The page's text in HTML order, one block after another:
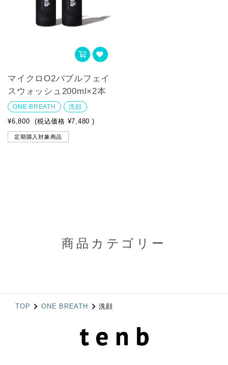
マイクロO2バブルフェイ
スウォッシュ200ml×2本
ONE BREATH 洗顔
¥6,800 (税込価格 ¥7,480 )
定期購入対象商品
商品カテゴリー
TOP ONE BREATH 洗顔